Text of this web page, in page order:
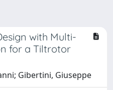
with Multi-
for a Tiltrotor
Gibertini, Giuseppe